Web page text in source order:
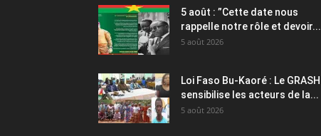
5 août : ”Cette date nous
rappelle notre rôle et devoir...
5 août 2026
Loi Faso Bu-Kaoré : Le GRASH
sensibilise les acteurs de la...
5 août 2026